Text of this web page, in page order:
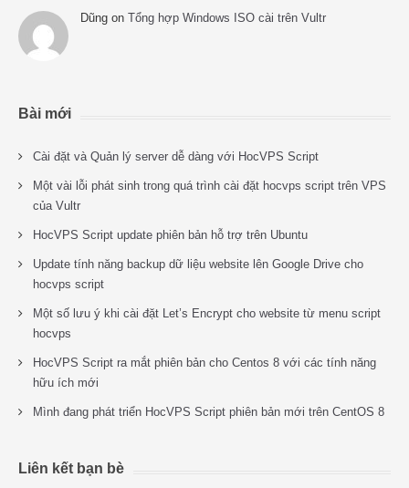
Dũng on Tổng hợp Windows ISO cài trên Vultr
Bài mới
Cài đặt và Quản lý server dễ dàng với HocVPS Script
Một vài lỗi phát sinh trong quá trình cài đặt hocvps script trên VPS
của Vultr
HocVPS Script update phiên bản hỗ trợ trên Ubuntu
Update tính năng backup dữ liệu website lên Google Drive cho
hocvps script
Một số lưu ý khi cài đặt Let’s Encrypt cho website từ menu script
hocvps
HocVPS Script ra mắt phiên bản cho Centos 8 với các tính năng
hữu ích mới
Mình đang phát triển HocVPS Script phiên bản mới trên CentOS 8
Liên kết bạn bè